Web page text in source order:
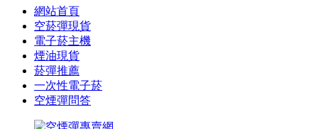
網站首頁
空菸彈現貨
電子菸主機
煙油現貨
菸彈推薦
一次性電子菸
空煙彈問答